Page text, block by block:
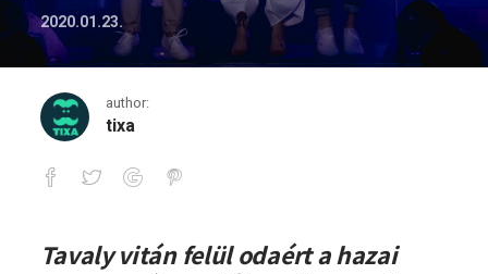
2020.01.23.
author:
tixa
Szezont indít a Budapest Parkban a
Tavaly vitán felül odaért a hazai